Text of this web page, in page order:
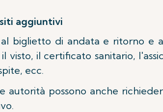
aggiuntivi
biglietto di andata e ritorno e
visto, il certificato sanitario,
ecc.
autorità possono anche